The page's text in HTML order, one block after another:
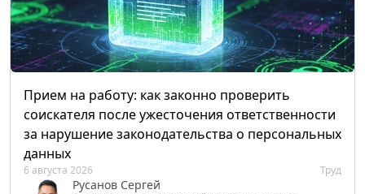
Прием на работу: как законно проверить
соискателя после ужесточения ответственности
за нарушение законодательства о персональных
данных
6 августа 2026 Труд
Русанов Сергей